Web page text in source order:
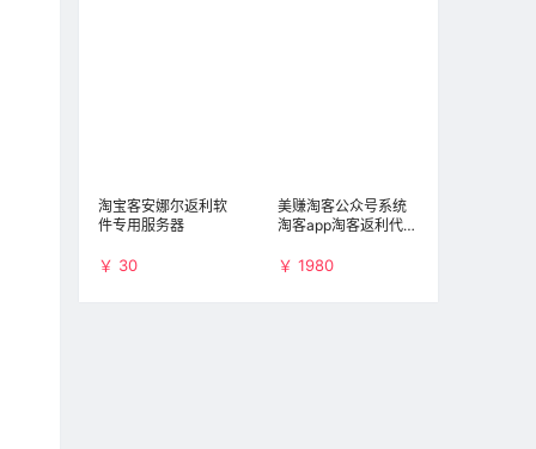
淘宝客安娜尔返利软
件专用服务器
￥ 30
美赚淘客公众号系统
淘客app淘客返利代理
￥ 1980